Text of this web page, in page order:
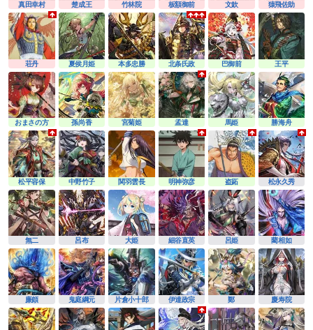
真田幸村 楚成王 竹林院 板額御前 文欽 猿飛佐助
荘丹 夏侯月姫 本多忠勝 北条氏政 巴御前 王平
おまさの方 孫尚香 宮菊姫 孟達 馬姫 勝海舟
松平容保 中野竹子 関羽雲長 明神弥彦 盗跖 松永久秀
無二 呂布 大姫 細谷直英 呂姫 藺相如
廉頗 鬼庭綱元 片倉小十郎 伊達政宗 鄭 慶寿院